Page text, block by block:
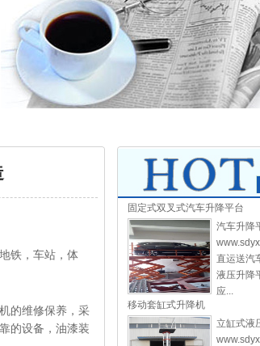
铁，车站，体
的维修保养，采
的设备，油漆装
固定式双叉式汽车升降平台
汽车升降
直运送汽
液压升降
应...
移动套缸式升降机
立缸式液